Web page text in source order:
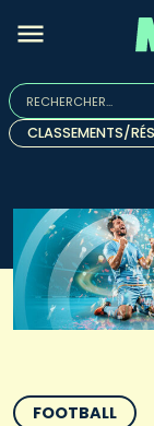
Rechercher :
Quand les
CLASSEMENTS/
FOOTBALL